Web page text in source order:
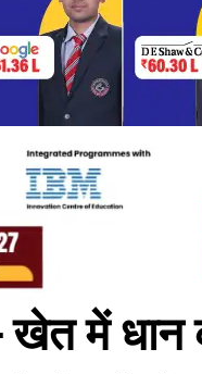
में धान